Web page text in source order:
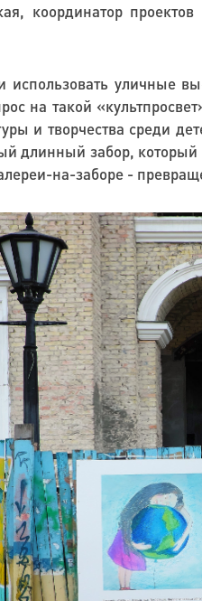
координатор
уличные
на такой
и творчества среди
длинный забор,
на-заборе -